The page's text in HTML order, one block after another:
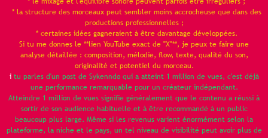
* la structure des morceaux peut sembler moins accrocheuse que dans des
productions professionnelles ;
* certaines idées gagneraient à être davantage développées.
Si tu me donnes le **lien YouTube exact de "X"**, je peux te faire une
analyse détaillée : composition, mélodie, flow, texte, qualité du son,
originalité et potentiel du morceau.
i tu parles d'un post de Sykenndo qui a atteint 1 million de vues, c'est déjà
une performance remarquable pour un créateur indépendant.
Atteindre 1 million de vues signifie généralement que le contenu a réussi à
sortir de son audience habituelle et à être recommandé à un public
beaucoup plus large. Même si les revenus varient énormément selon la
plateforme, la niche et le pays, un tel niveau de visibilité peut avoir plus de